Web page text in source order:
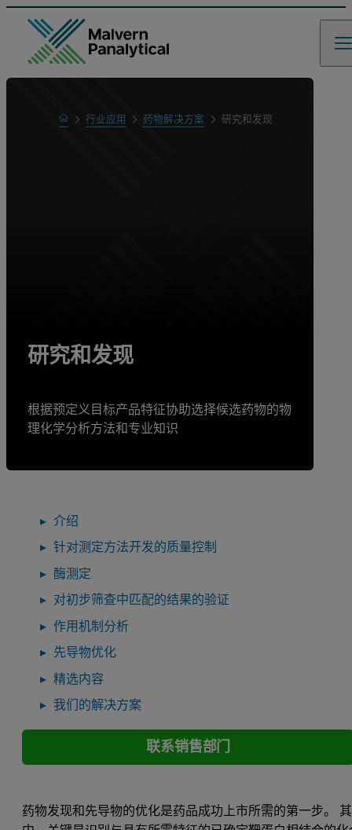
Home行业应用 药物解决方案 研究和发现
研究和发现
根据预定义目标产品特征协助选择候选药物的物
理化学分析方法和专业知识
介绍
针对测定方法开发的质量控制
酶测定
对初步筛查中匹配的结果的验证
作用机制分析
先导物优化
精选内容
我们的解决方案
联系销售部门
药物发现和先导物的优化是药品成功上市所需的第一步。 其